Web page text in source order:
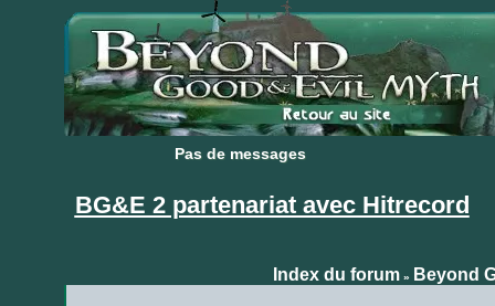
Pas de messages
Pas de messages
BG&E 2 partenariat avec Hitrecord
Index du forum» Beyond